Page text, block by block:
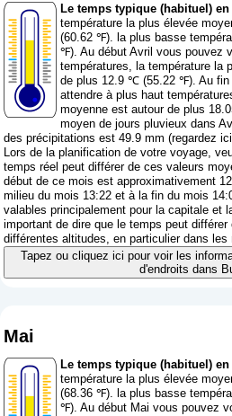
Le temps typique (habituel)
température la plus élevée
(60.62 ℉). la plus basse
℉). Au début Avril vous pouvez
températures, la température la
de plus 12.9 ℃ (55.22 ℉). Au fin
attendre à plus haut
moyenne est autour de plus
moyen de jours pluvieux dans
des précipitations est 49.9 mm (regardez
Lors de la planification de votre voyage,
temps réel peut différer de ces valeurs
début de ce mois est approximativement
milieu du mois 13:22 et à la fin du mois
valables principalement pour la capitale et
important de dire que le temps peut
différentes altitudes, en particulier dans les
Tapez ou cliquez ici pour voir les
d'endroits dans
Mai
Le temps typique (habituel)
température la plus élevée
(68.36 ℉). la plus basse
℉). Au début Mai vous pouvez